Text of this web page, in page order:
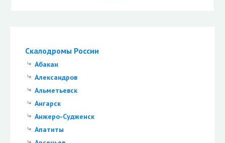
Скалодромы России
Абакан
Александров
Альметьевск
Ангарск
Анжеро-Судженск
Апатиты